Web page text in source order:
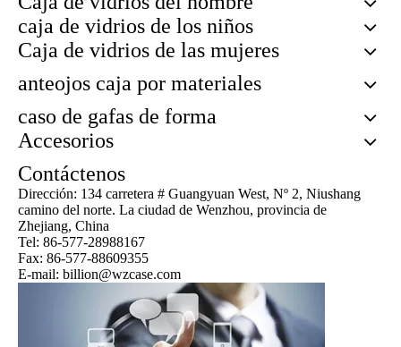
caja de vidrios de los niños
Caja de vidrios de las mujeres
anteojos caja por materiales
caso de gafas de forma
Accesorios
Contáctenos
Dirección: 134 carretera # Guangyuan West, Nº 2, Niushang
camino del norte. La ciudad de Wenzhou, provincia de
Zhejiang, China
Tel: 86-577-28988167
Fax: 86-577-88609355
E-mail: billion@wzcase.com